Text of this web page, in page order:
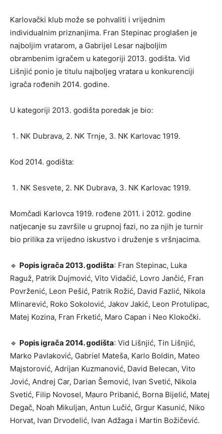
Karlovački klub može se pohvaliti i vrijednim
individualnim priznanjima. Fran Stepinac proglašen je
najboljim vratarom, a Gabrijel Lesar najboljim
obrambenim igračem u kategoriji 2013. godišta. Vid
Lišnjić ponio je titulu najboljeg vratara u konkurenciji
igrača rođenih 2014. godine.
U kategoriji 2013. godišta poredak je bio:
NK Dubrava, 2. NK Trnje, 3. NK Karlovac 1919.
Kod 2014. godišta:
NK Sesvete, 2. NK Dubrava, 3. NK Karlovac 1919.
Momčadi Karlovca 1919. rođene 2011. i 2012. godine
natjecanje su završile u grupnoj fazi, no za njih je turnir
bio prilika za vrijedno iskustvo i druženje s vršnjacima.
🔹 Popis igrača 2013. godišta: Fran Stepinac, Luka
Raguž, Patrik Dujmović, Vito Vidačić, Lovro Jančić, Fran
Povrženić, Leon Pešić, Patrik Rožić, David Fazlić, Nikola
Mlinarević, Roko Sokolović, Jakov Jakić, Leon Protulipac,
Matej Kozina, Fran Frketić, Maro Capan i Neo Klokočki.
🔹 Popis igrača 2014. godišta: Vid Lišnjić, Tin Lišnjić,
Marko Pavlaković, Gabriel Mateša, Karlo Boldin, Mateo
Majstorović, Adrijan Kuzmanović, David Belecan, Vito
Jović, Andrej Car, Darian Šemović, Ivan Svetić, Nikola
Svetić, Filip Novosel, Mauro Pribanić, Borna Bijelić, Matej
Degač, Noah Mikuljan, Antun Lučić, Grgur Kasunić, Niko
Horvat, Ivan Drvodelić, Ivan Adžaga i Martin Božičević.